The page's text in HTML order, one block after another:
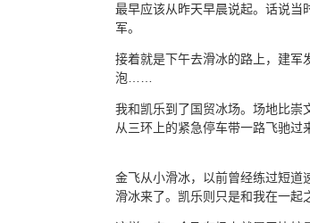
最早应该从昨天早晨说起。话说当
军。
接着就是下午去滑冰的路上，建军
泡……
我和凯乐到了国贸冰场。场地比崇
从三环上的紧急停车带一路飞驰过
金飞从小滑冰，以前曾经练过短道
滑冰来了。凯乐则只是和我在一起